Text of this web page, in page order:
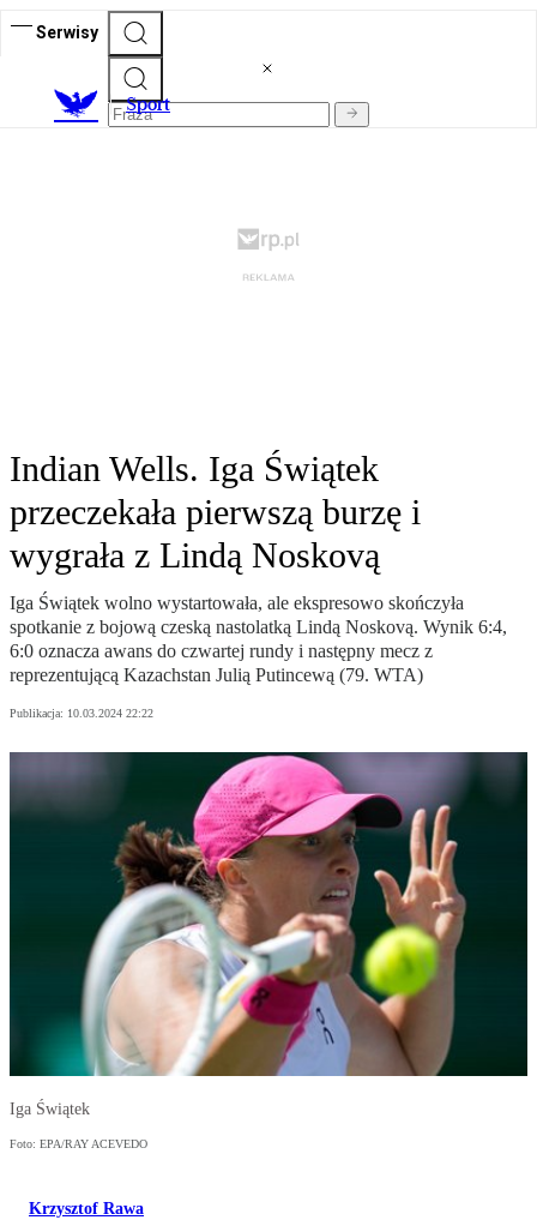
Serwisy
Sport
Indian Wells. Iga Świątek
przeczekała pierwszą burzę i
wygrała z Lindą Noskovą
Iga Świątek wolno wystartowała, ale ekspresowo skończyła
spotkanie z bojową czeską nastolatką Lindą Noskovą. Wynik 6:4,
6:0 oznacza awans do czwartej rundy i następny mecz z
reprezentującą Kazachstan Julią Putincewą (79. WTA)
Publikacja: 10.03.2024 22:22
Iga Świątek
Foto: EPA/RAY ACEVEDO
Krzysztof Rawa